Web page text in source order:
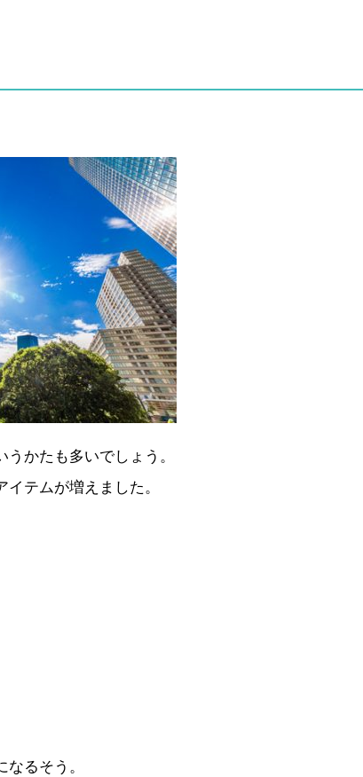
かたも多いでしょう。
テムが増えました。
るそう。